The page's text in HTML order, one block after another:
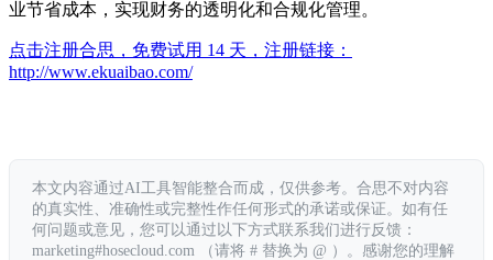
业节省成本，实现财务的透明化和合规化管理。
点击注册合思，免费试用 14 天，注册链接：
http://www.ekuaibao.com/
本文内容通过AI工具智能整合而成，仅供参考。合思不对内容
的真实性、准确性或完整性作任何形式的承诺或保证。如有任
何问题或意见，您可以通过以下方式联系我们进行反馈：
marketing#hosecloud.com （请将 # 替换为 @ ）。感谢您的理解